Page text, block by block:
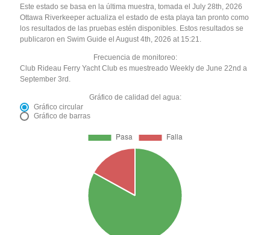
Este estado se basa en la última muestra, tomada el July 28th, 2026
Ottawa Riverkeeper actualiza el estado de esta playa tan pronto como
los resultados de las pruebas estén disponibles. Estos resultados se
publicaron en Swim Guide el August 4th, 2026 at 15:21.
Frecuencia de monitoreo:
Club Rideau Ferry Yacht Club es muestreado Weekly de June 22nd a
September 3rd.
Gráfico de calidad del agua:
Gráfico circular
Gráfico de barras